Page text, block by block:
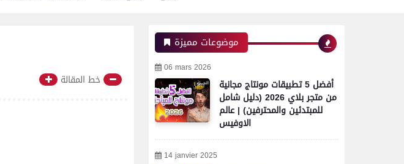
خط المقالة
موضوعات مميزة
06 mars 2026
أفضل 5 تطبيقات مونتاج مجانية
من متجر بلاي 2026 (دليل شامل
للمبتدئين والمحترفين) | عالم
الاوفيس
14 janvier 2025